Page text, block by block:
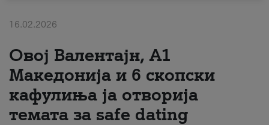
#ПодобарОнлајн
16.02.2026
Овој Валентајн, A1
Македонија и 6 скопски
кафулиња ја отворија
темата за safe dating